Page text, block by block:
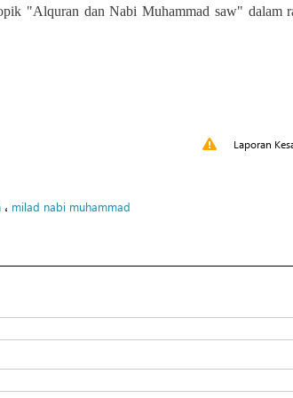
"Alquran dan Nabi Muhammad saw" dalam
Laporan
، milad nabi muhammad